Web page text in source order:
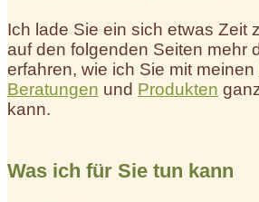
Ich lade Sie ein sich etwas Zeit
auf den folgenden Seiten mehr
erfahren, wie ich Sie mit meinen
Beratungen und Produkten
kann.
Was ich für Sie tun kann